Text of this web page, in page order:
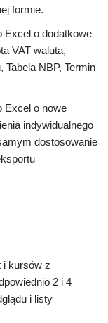
formie.
Excel o dodatkowe
VAT waluta,
NBP, Termin
Excel o nowe
indywidualnego
dostosowanie
i kursów z
2 i 4
i listy